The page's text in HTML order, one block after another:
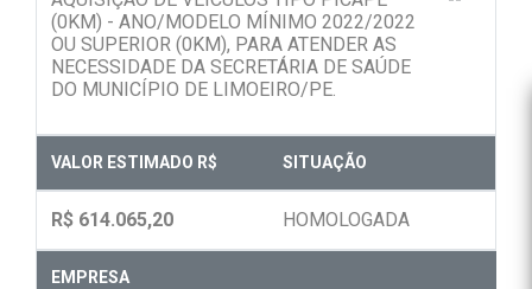
(0KM) - ANO/MODELO MÍNIMO 2022/2022
OU SUPERIOR (0KM), PARA ATENDER AS
NECESSIDADE DA SECRETÁRIA DE SAÚDE
DO MUNICÍPIO DE LIMOEIRO/PE.
VALOR ESTIMADO R$ SITUAÇÃO
R$ 614.065,20 HOMOLOGADA
EMPRESA